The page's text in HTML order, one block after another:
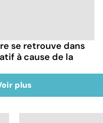
se retrouve dans
à cause de la
plus